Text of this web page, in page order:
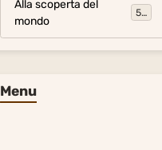
Alla scoperta del
mondo
54
Menu